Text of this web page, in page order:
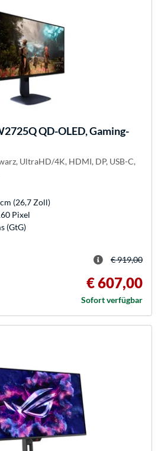
QD-OLED, Gaming-
UltraHD/4K, HDMI, DP, USB-C,
(26,7 Zoll)
Pixel
(GtG)
€ 919,00
€ 607,00
Sofort verfügbar